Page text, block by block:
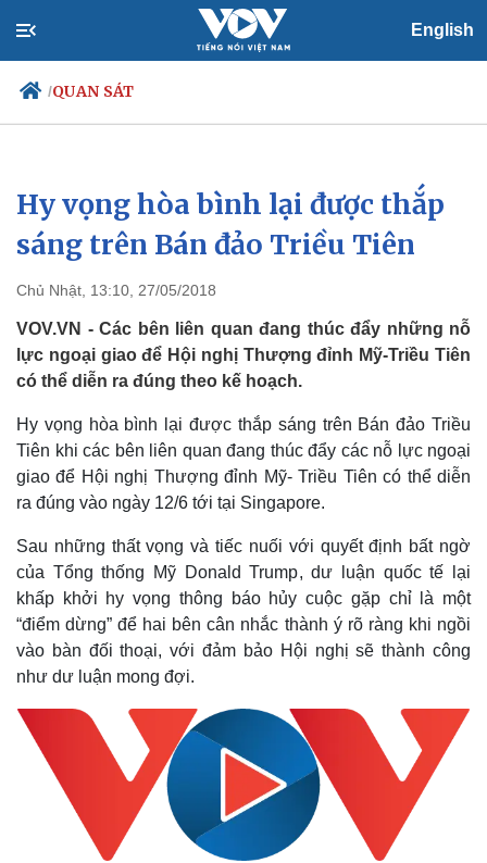
English
/QUAN SÁT
Chính trị
Đảng
Tổ chức nhân sự
Nhận diện sự thật
Xã hội
Tin 24h
Dự báo thời tiết
Việc làm
Biển đảo
Hy vọng hòa bình lại được thắp
sáng trên Bán đảo Triều Tiên
Chủ Nhật, 13:10, 27/05/2018
VOV.VN - Các bên liên quan đang thúc đẩy những nỗ
lực ngoại giao để Hội nghị Thượng đỉnh Mỹ-Triều Tiên
có thể diễn ra đúng theo kế hoạch.
Hy vọng hòa bình lại được thắp sáng trên Bán đảo Triều
Tiên khi các bên liên quan đang thúc đẩy các nỗ lực ngoại
giao để Hội nghị Thượng đỉnh Mỹ- Triều Tiên có thể diễn
ra đúng vào ngày 12/6 tới tại Singapore.
Sau những thất vọng và tiếc nuối với quyết định bất ngờ
của Tổng thống Mỹ Donald Trump, dư luận quốc tế lại
khấp khởi hy vọng thông báo hủy cuộc gặp chỉ là một
“điểm dừng” để hai bên cân nhắc thành ý rõ ràng khi ngồi
vào bàn đối thoại, với đảm bảo Hội nghị sẽ thành công
như dư luận mong đợi.